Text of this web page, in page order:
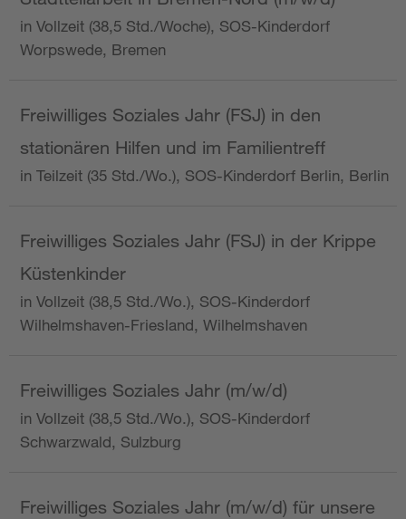
in Vollzeit (38,5 Std./Woche), SOS-Kinderdorf
Worpswede, Bremen
Freiwilliges Soziales Jahr (FSJ) in den
stationären Hilfen und im Familientreff
in Teilzeit (35 Std./Wo.), SOS-Kinderdorf Berlin, Berlin
Freiwilliges Soziales Jahr (FSJ) in der Krippe
Küstenkinder
in Vollzeit (38,5 Std./Wo.), SOS-Kinderdorf
Wilhelmshaven-Friesland, Wilhelmshaven
Freiwilliges Soziales Jahr (m/w/d)
in Vollzeit (38,5 Std./Wo.), SOS-Kinderdorf
Schwarzwald, Sulzburg
Freiwilliges Soziales Jahr (m/w/d) für unsere